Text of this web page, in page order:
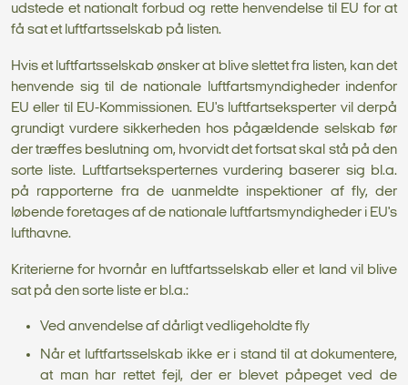
udstede et nationalt forbud og rette henvendelse til EU for at
få sat et luftfartsselskab på listen.
Hvis et luftfartsselskab ønsker at blive slettet fra listen, kan det
henvende sig til de nationale luftfartsmyndigheder indenfor
EU eller til EU-Kommissionen. EU's luftfartseksperter vil derpå
grundigt vurdere sikkerheden hos pågældende selskab før
der træffes beslutning om, hvorvidt det fortsat skal stå på den
sorte liste. Luftfartseksperternes vurdering baserer sig bl.a.
på rapporterne fra de uanmeldte inspektioner af fly, der
løbende foretages af de nationale luftfartsmyndigheder i EU's
lufthavne.
Kriterierne for hvornår en luftfartsselskab eller et land vil blive
sat på den sorte liste er bl.a.:
Ved anvendelse af dårligt vedligeholdte fly
Når et luftfartsselskab ikke er i stand til at dokumentere,
at man har rettet fejl, der er blevet påpeget ved de